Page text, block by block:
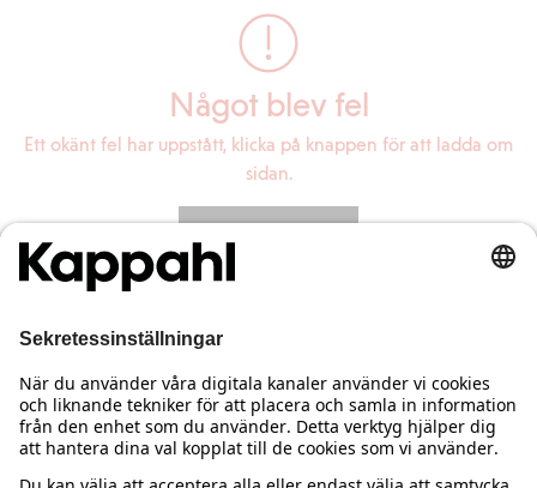
Något blev fel
Ett okänt fel har uppstått, klicka på knappen för att ladda om
sidan.